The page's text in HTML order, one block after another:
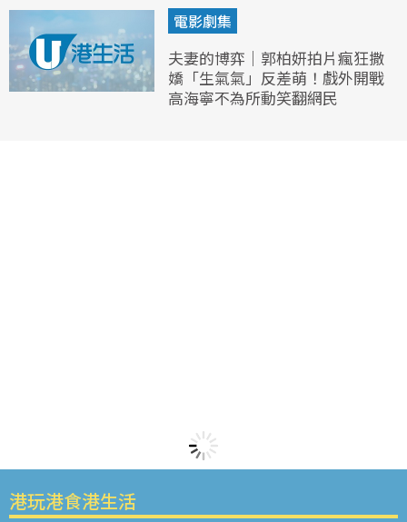
電影劇集
夫妻的博弈｜郭柏妍拍片瘋狂撒
嬌「生氣氣」反差萌！戲外開戰
高海寧不為所動笑翻網民
港玩港食港生活